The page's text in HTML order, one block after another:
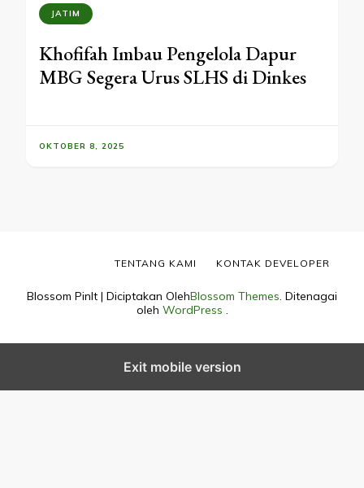
JATIM
Khofifah Imbau Pengelola Dapur
MBG Segera Urus SLHS di Dinkes
OKTOBER 8, 2025
Blossom PinIt | Diciptakan OlehBlossom Themes. Ditenagai
oleh WordPress .
TENTANG KAMI KONTAK DEVELOPER
Exit mobile version